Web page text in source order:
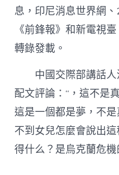
息，印尼消息世界網
《前鋒報》和新電視
轉錄發載。
中國交際部講話
配文評論：“，這不是
這是一個都是夢，不
不到女兒怎麼會說出
得什么？是烏克蘭危